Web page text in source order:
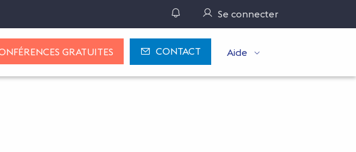
Gérer ses notifications
Se connecter
GRATUITES CONTACT Aide